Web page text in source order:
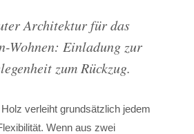
Architektur für das
Wohnen: Einladung zur
zum Rückzug.
verleiht grundsätzlich jedem
Wenn aus zwei